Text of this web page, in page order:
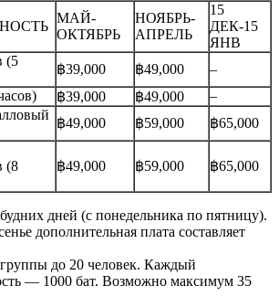
МАЙ-
ОКТЯБРЬ
НОЯБРЬ-
АПРЕЛЬ
15
ДЕК-15
ЯНВ
(5
฿39,000 ฿49,000
–
฿39,000 ฿49,000
–
฿49,000 ฿59,000
฿65,000
(8
฿49,000 ฿59,000 ฿65,000
дней (с понедельника по пятницу).
дополнительная плата составляет
до 20 человек. Каждый
— 1000 бат. Возможно максимум 35